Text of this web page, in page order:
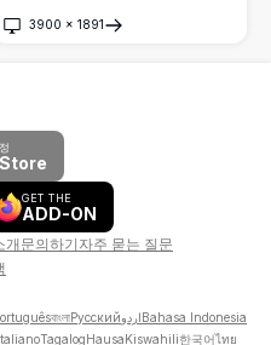
며, 아름다운 조명 효과로 몽환적이고 고요한 분
3900 × 1891
열기
GET THE
ADD-ON
개문의하기 자주 묻는 질문
বাংলাРусскийاردوBahasa Indonesia
TagalogHausaKiswahili한국어ไทย